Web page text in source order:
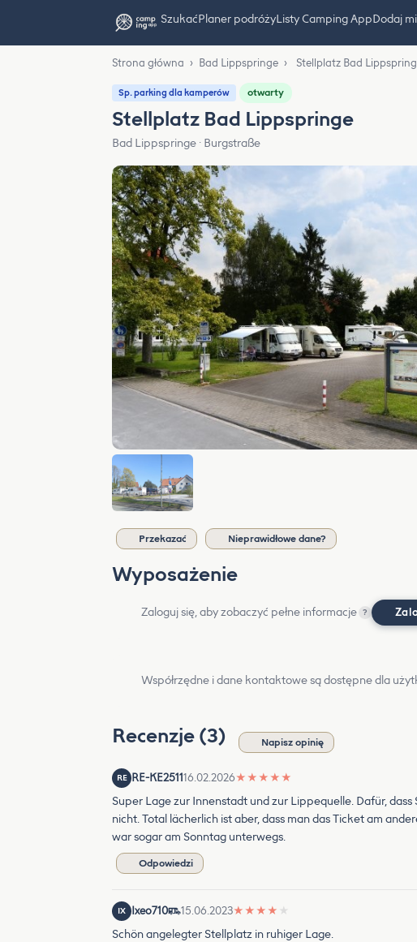
SzukaćPlaner podróżyListy Camping AppDodaj
Strona główna › Bad Lippspringe › Stellplatz Bad
Sp. parking dla kamperów otwarty
Stellplatz Bad Lippspringe
Bad Lippspringe · Burgstraße
Przekazać Nieprawidłowe dane?
Wyposażenie
Zaloguj się, aby zobaczyć pełne informacje ?
Współrzędne i dane kontaktowe są dostępne dla
Recenzje (3) Napisz opinię
RE RE-KE251116.02.2026★ ★ ★ ★ ★
Super Lage zur Innenstadt und zur Lippequelle. Dafür,
nicht. Total lächerlich ist aber, dass man das Ticket am
war sogar am Sonntag unterwegs.
Odpowiedzi
IX Ixeo710 15.06.2023★ ★ ★ ★ ★
Schön angelegter Stellplatz in ruhiger Lage.